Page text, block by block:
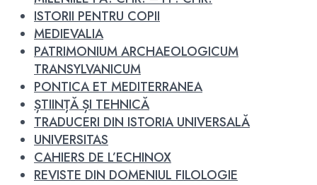
ISTORII PENTRU COPII
MEDIEVALIA
PATRIMONIUM ARCHAEOLOGICUM
TRANSYLVANICUM
PONTICA ET MEDITERRANEA
ȘTIINȚĂ ȘI TEHNICĂ
TRADUCERI DIN ISTORIA UNIVERSALĂ
UNIVERSITAS
CAHIERS DE L’ECHINOX
REVISTE DIN DOMENIUL FILOLOGIE